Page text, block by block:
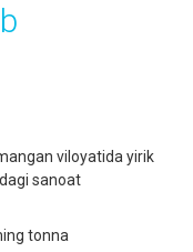
viloyatida yirik
sanoat
tonna